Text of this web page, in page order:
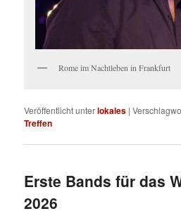
Rome im Nachtleben in Frankfurt
Veröffentlicht unterlokales |
Treffen
Erste Bands für das
2026